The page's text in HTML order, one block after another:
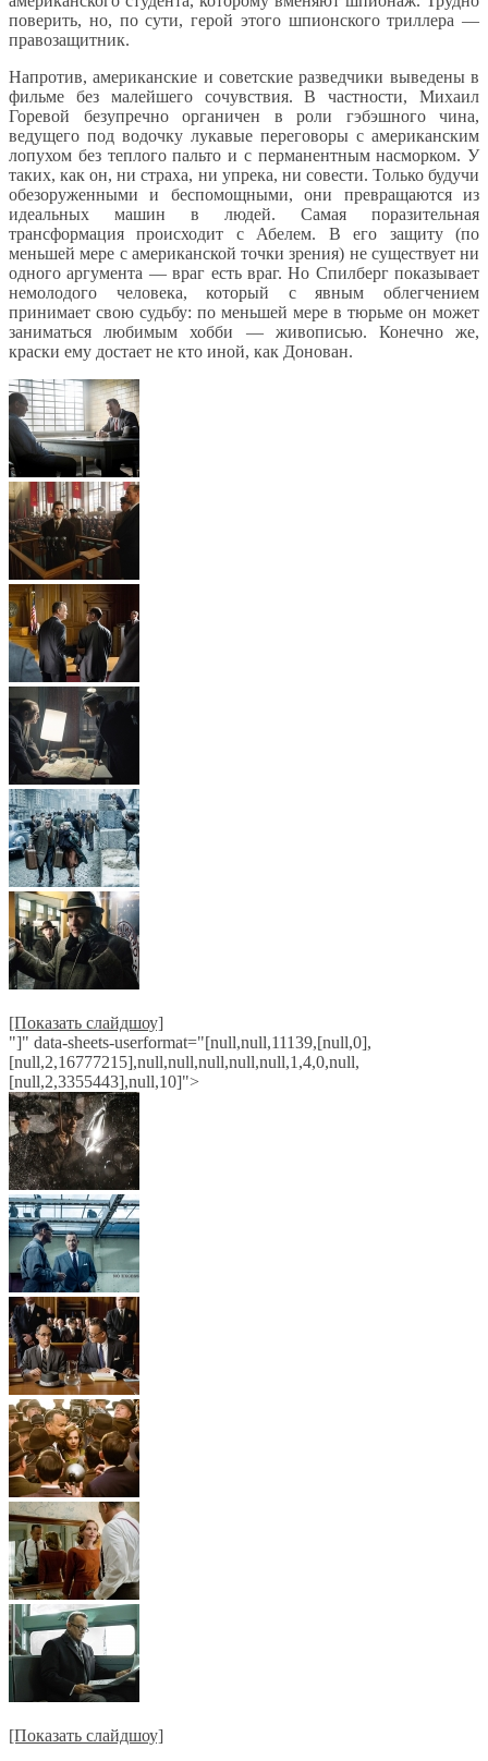
поверить, но, по сути, герой этого шпионского триллера —
правозащитник.
Напротив, американские и советские разведчики выведены в
фильме без малейшего сочувствия. В частности, Михаил
Горевой безупречно органичен в роли гэбэшного чина,
ведущего под водочку лукавые переговоры с американским
лопухом без теплого пальто и с перманентным насморком. У
таких, как он, ни страха, ни упрека, ни совести. Только будучи
обезоруженными и беспомощными, они превращаются из
идеальных машин в людей. Самая поразительная
трансформация происходит с Абелем. В его защиту (по
меньшей мере с американской точки зрения) не существует ни
одного аргумента — враг есть враг. Но Спилберг показывает
немолодого человека, который с явным облегчением
принимает свою судьбу: по меньшей мере в тюрьме он может
заниматься любимым хобби — живописью. Конечно же,
краски ему достает не кто иной, как Донован.
[Показать слайдшоу]
"]" data-sheets-userformat="[null,null,11139,[null,0],
[null,2,16777215],null,null,null,null,null,1,4,0,null,
[null,2,3355443],null,10]">
[Показать слайдшоу]